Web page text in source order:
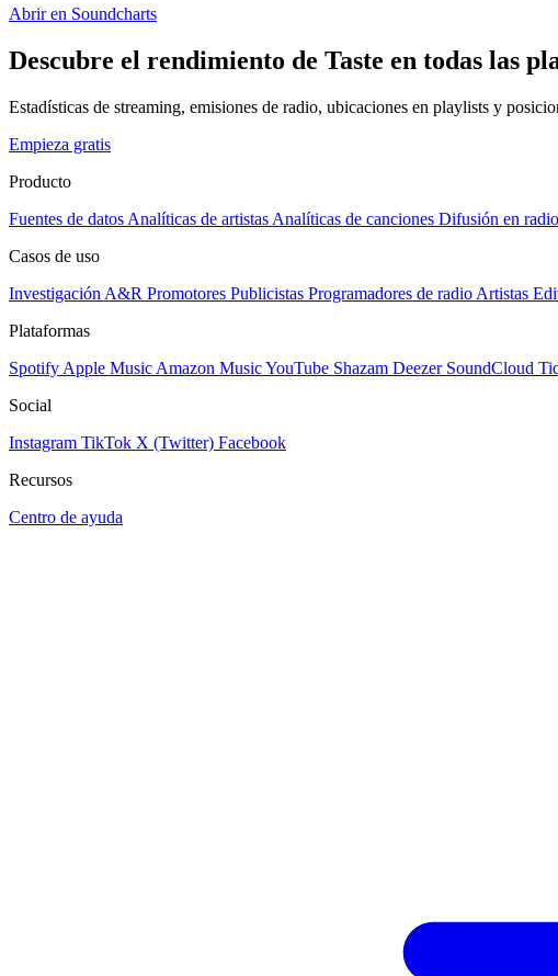
Abrir en Soundcharts
Descubre el rendimiento de Taste en todas las
Estadísticas de streaming, emisiones de radio, ubicaciones en playlists y
Empieza gratis
Producto
Fuentes de datos Analíticas de artistas Analíticas de canciones Difusión en radio
Casos de uso
Investigación A&R Promotores Publicistas Programadores de radio Artistas
Plataformas
Spotify Apple Music Amazon MusicYouTube Shazam Deezer SoundCloud
Social
Instagram TikTok X (Twitter) Facebook
Recursos
Centro de ayuda